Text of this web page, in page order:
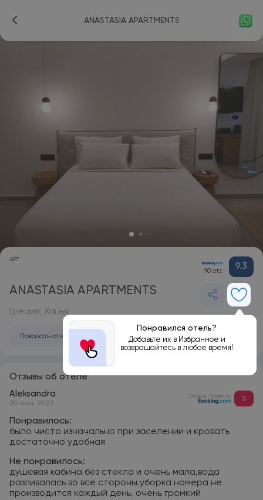
ANASTASIA APARTMENTS
APT
90 отз. 9.3
ANASTASIA APARTMENTS
Понравился отель?
Добавьте их в Избранное и
возвращайтесь в любое время!
Греция, Ханья
Показать отель на карте
Отзывы об отеле
Aleksandra
20 июн. 2023
Отзыв туриста 5
Понравилось:
было чисто изначально при заселении и кровать
достаточно удобная
Не понравилось:
душевая кабина без стекла и очень мала,вода
разливалась во все стороны.уборка номера не
производится каждый день. очень громкий